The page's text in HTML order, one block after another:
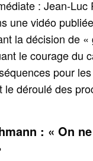
: Jean‑Luc
une vidéo
la décision de
le courage du
pour les
le déroulé des
: « On